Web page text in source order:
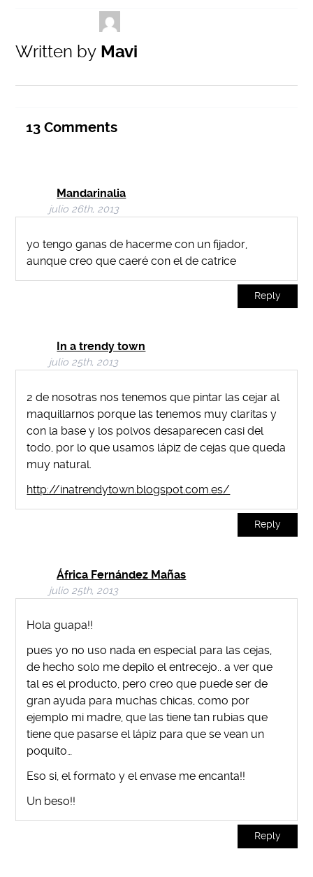
Written by Mavi
13 Comments
Mandarinalia
julio 26th, 2013
yo tengo ganas de hacerme con un fijador,
aunque creo que caeré con el de catrice
Reply
In a trendy town
julio 25th, 2013
2 de nosotras nos tenemos que pintar las cejar al
maquillarnos porque las tenemos muy claritas y
con la base y los polvos desaparecen casi del
todo, por lo que usamos lápiz de cejas que queda
muy natural.
http://inatrendytown.blogspot.com.es/
Reply
África Fernández Mañas
julio 25th, 2013
Hola guapa!!
pues yo no uso nada en especial para las cejas,
de hecho solo me depilo el entrecejo.. a ver que
tal es el producto, pero creo que puede ser de
gran ayuda para muchas chicas, como por
ejemplo mi madre, que las tiene tan rubias que
tiene que pasarse el lápiz para que se vean un
poquito…
Eso si, el formato y el envase me encanta!!
Un beso!!
Reply